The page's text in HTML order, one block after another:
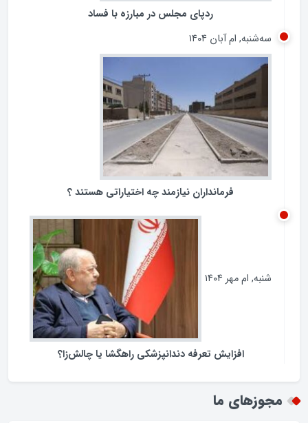
ردپای مجلس در مبارزه با فساد
سه‌شنبه, ام آبان ۱۴۰۴
فرمانداران نیازمند چه اختیاراتی هستند ؟
شنبه, ام مهر ۱۴۰۴
افزایش تعرفه دندانپزشکی راهگشا یا چالش‌زا؟
مجوزهای ما